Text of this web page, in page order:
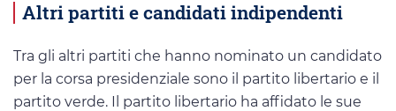
Altri partiti e candidati indipendenti
Tra gli altri partiti che hanno nominato un candidato
per la corsa presidenziale sono il partito libertario e il
partito verde. Il partito libertario ha affidato le sue